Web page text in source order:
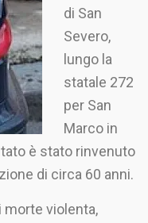
di San
Severo,
lungo la
statale 272
per San
Marco in
è stato rinvenuto
di circa 60 anni.
morte violenta,